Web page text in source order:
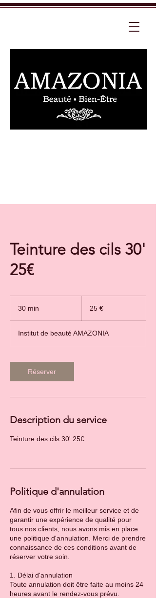
Teinture des cils 30'
25€
30 min
n
25 €
Institut de beauté AMAZONIA
Réserver
Description du service
Teinture des cils 30' 25€
Politique d'annulation
Afin de vous offrir le meilleur service et de
garantir une expérience de qualité pour
tous nos clients, nous avons mis en place
une politique d'annulation. Merci de prendre
connaissance de ces conditions avant de
réserver votre soin.
1. Délai d'annulation
Toute annulation doit être faite au moins 24
heures avant le rendez-vous prévu.